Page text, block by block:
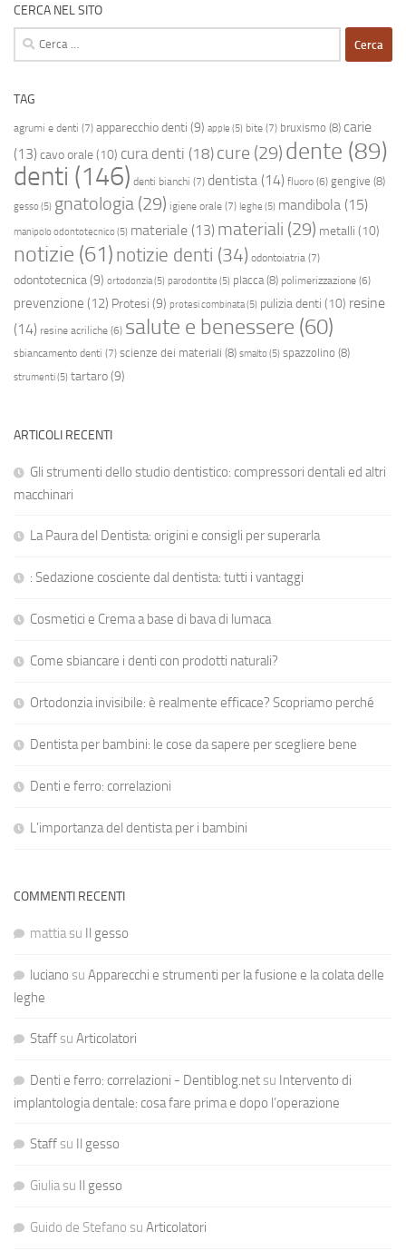
CERCA NEL SITO
Ricerca
per:
TAG
agrumi e denti (7) apparecchio denti (9) apple (5) bite (7) bruxismo (8) carie
(13) cavo orale(10) cura denti (18) cure (29) dente (89)
denti (146) denti bianchi (7) dentista (14) fluoro (6) gengive (8)
gesso(5) gnatologia (29) igiene orale (7) leghe (5) mandibola (15)
manipolo odontotecnico(5) materiale (13) materiali (29) metalli (10)
notizie (61) notizie denti (34) odontoiatria (7)
odontotecnica (9) ortodonzia(5) parodontite (5) placca(8) polimerizzazione (6)
prevenzione (12) Protesi (9) protesi combinata(5) pulizia denti (10) resine
(14) resine acriliche (6) salute e benessere (60)
sbiancamento denti (7) scienze dei materiali (8) smalto(5) spazzolino (8)
strumenti(5) tartaro(9)
ARTICOLI RECENTI
Gli strumenti dello studio dentistico: compressori dentali ed altri
macchinari
La Paura del Dentista: origini e consigli per superarla
: Sedazione cosciente dal dentista: tutti i vantaggi
Cosmetici e Crema a base di bava di lumaca
Come sbiancare i denti con prodotti naturali?
Ortodonzia invisibile: è realmente efficace? Scopriamo perché
Dentista per bambini: le cose da sapere per scegliere bene
Denti e ferro: correlazioni
L’importanza del dentista per i bambini
COMMENTI RECENTI
mattiasu Il gesso
luciano su Apparecchi e strumenti per la fusione e la colata delle
leghe
Staffsu Articolatori
Denti e ferro: correlazioni - Dentiblog.netsu Intervento di
implantologia dentale: cosa fare prima e dopo l’operazione
Staffsu Il gesso
Giuliasu Il gesso
Guido de Stefano su Articolatori